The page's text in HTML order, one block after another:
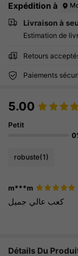
Expédition à
Livraison à
Estimation de
Retours
Paiements
5.00
Petit
robuste(1)
m***m
كعب عالي جميل
Détails Du 4.90